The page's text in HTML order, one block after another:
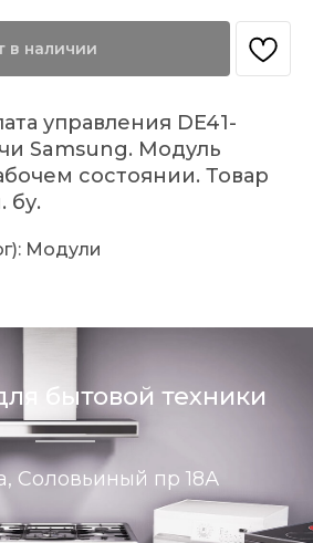
в наличии
управления DE41-
Samsung. Модуль
состоянии. Товар
бу.
Модули
бытовой техники
Соловьиный пр 18А